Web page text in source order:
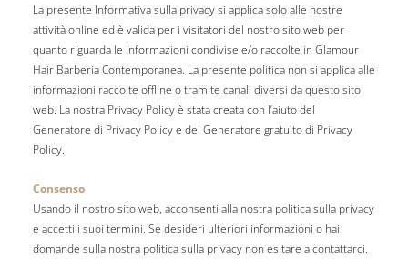
La presente Informativa sulla privacy si applica solo alle nostre
attività online ed è valida per i visitatori del nostro sito web per
quanto riguarda le informazioni condivise e/o raccolte in Glamour
Hair Barberia Contemporanea. La presente politica non si applica alle
informazioni raccolte offline o tramite canali diversi da questo sito
web. La nostra Privacy Policy è stata creata con l’aiuto del
Generatore di Privacy Policy e del Generatore gratuito di Privacy
Policy.
Consenso
Usando il nostro sito web, acconsenti alla nostra politica sulla privacy
e accetti i suoi termini. Se desideri ulteriori informazioni o hai
domande sulla nostra politica sulla privacy non esitare a contattarci.